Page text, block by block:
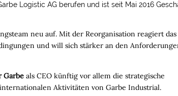
Logistic AG berufen und ist seit Mai 2016
neu auf. Mit der Reorganisation reagiert das
und will sich stärker an den
Garbe als CEO künftig vor allem die strategische
Aktivitäten von Garbe Industrial.